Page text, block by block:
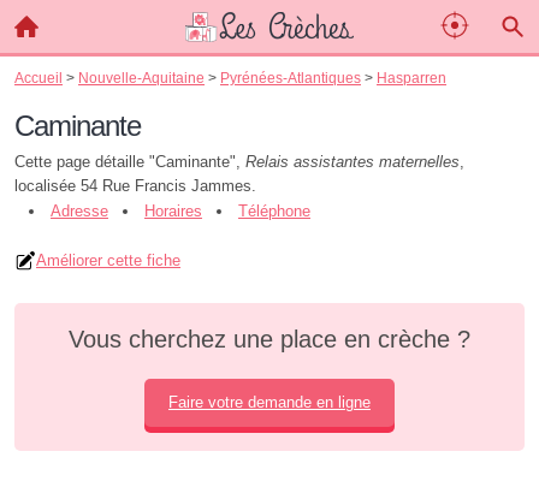
Accueil > Nouvelle-Aquitaine > Pyrénées-Atlantiques > Hasparren
Caminante
Cette page détaille "Caminante", Relais assistantes maternelles,
localisée 54 Rue Francis Jammes.
Adresse
Horaires Téléphone
Améliorer cette fiche
Vous cherchez une place en crèche ?
Faire votre demande en ligne